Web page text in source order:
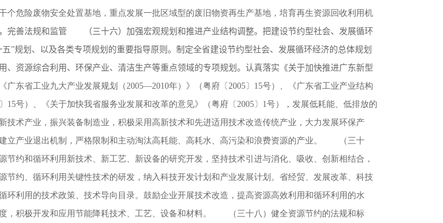
个危险废物安全处置基地，重点发展一批区域型的废旧物资再生产基地，培育再生资源回收利用机
完善法规和监管 （三十六）加强宏观规划和推进产业结构调整。把建设节约型社会、发展循环
”规划、以及各类专项规划的重要指导原则。制定全省建设节约型社会、发展循环经济的总体规划
、资源综合利用、环保产业、清洁生产等重点领域的专项规划。认真落实《关于加快推进广东新型
广东省工业九大产业发展规划（2005—2010年）》（粤府〔2005〕15号）、《广东省工业产业结构
15号）、《关于加快我省服务业发展和改革的意见》（粤府〔2005〕1号），发展低耗能、低排放的
技术产业，振兴装备制造业，积极采用高新技术和先进适用技术改造传统产业，大力发展环保产
立产业退出机制，严格限制和主动淘汰高耗能、高耗水、高污染和浪费资源的产业。 （三十
节约和循环利用新技术、新工艺、新设备的研究开发，坚持技术引进与消化、吸收、创新相结合，
节约、循环利用关键性技术的研发，纳入科技开发计划和产业发展计划。省经贸、发展改革、科技
环利用的技术政策、技术导向目录。鼓励企业开展技术改造，提高资源高效利用和循环利用的水
，积极开发和应用节能降耗技术、工艺、设备和材料。 （三十八）健全资源节约的法规和标